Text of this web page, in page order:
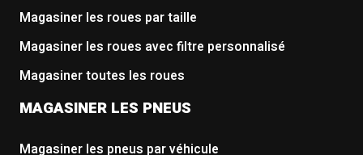
Magasiner les roues par taille
Magasiner les roues avec filtre personnalisé
Magasiner toutes les roues
MAGASINER LES PNEUS
Magasiner les pneus par véhicule